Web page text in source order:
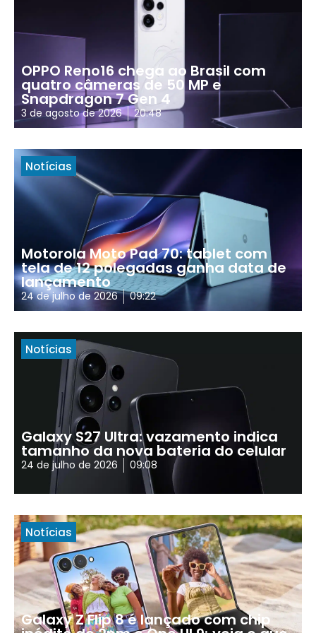
OPPO Reno16 chega ao Brasil com
quatro câmeras de 50 MP e
Snapdragon 7 Gen 4
3 de agosto de 2026 20:48
Notícias
Motorola Moto Pad 70: tablet com
tela de 12 polegadas ganha data de
lançamento
24 de julho de 2026 09:22
Notícias
Galaxy S27 Ultra: vazamento indica
tamanho da nova bateria do celular
24 de julho de 2026 09:08
Notícias
Galaxy Z Flip 8 é lançado com chip